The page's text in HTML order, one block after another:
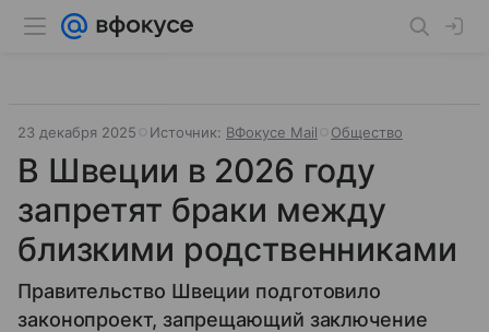
23 декабря 2025 Источник: ВФокусе Mail Общество
В Швеции в 2026 году
запретят браки между
близкими родственниками
Правительство Швеции подготовило
законопроект, запрещающий заключение